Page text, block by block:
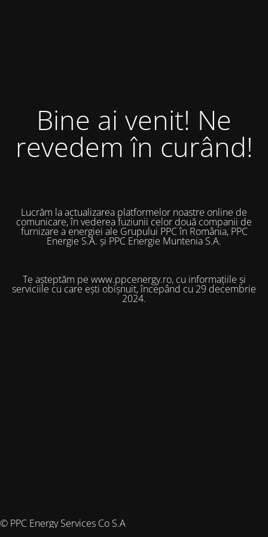
Bine ai venit! Ne
revedem în curând!
Lucrăm la actualizarea platformelor noastre online de
comunicare, în vederea fuziunii celor două companii de
furnizare a energiei ale Grupului PPC în România, PPC
Energie S.A. și PPC Energie Muntenia S.A.
Te așteptăm pe www.ppcenergy.ro, cu informațiile și
serviciile cu care ești obișnuit, începând cu 29 decembrie
2024.
© PPC Energy Services Co S.A